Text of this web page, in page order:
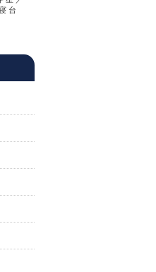
台